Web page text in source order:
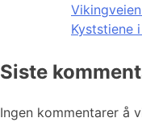
Kyststiene
Siste
Ingen kommentarer å